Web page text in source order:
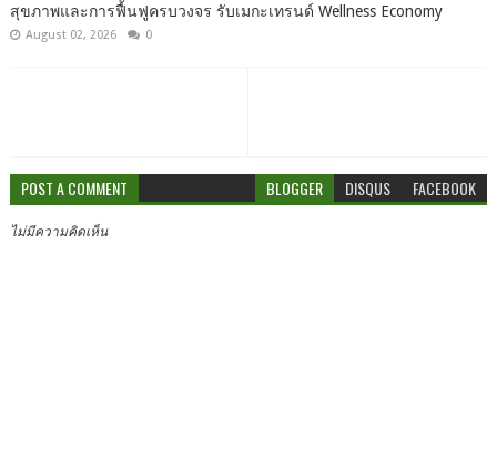
สุขภาพและการฟื้นฟูครบวงจร รับเมกะเทรนด์ Wellness Economy
August 02, 2026 0
POST A COMMENT BLOGGER DISQUS FACEBOOK
ไม่มีความคิดเห็น